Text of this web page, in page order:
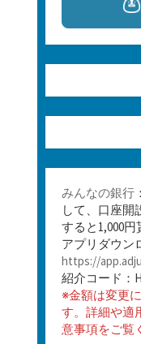
みんなの銀行
して、口座開
すると1,000円
アプリダウン
https://
紹介コード：
※金額は変更
す。詳細や適
意事項をご覧